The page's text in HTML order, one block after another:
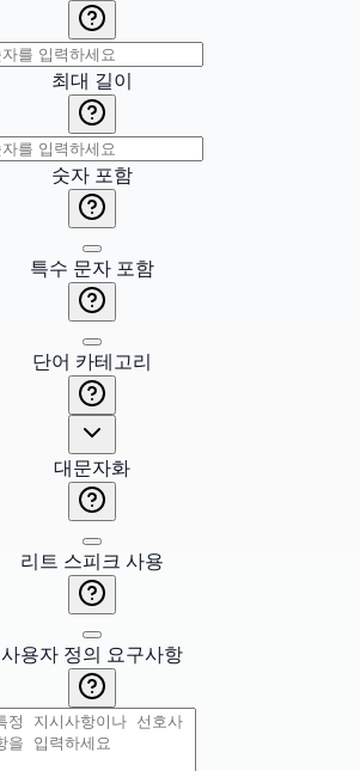
최대 길이
숫자 포함
특수 문자 포함
단어 카테고리
대문자화
리트 스피크 사용
사용자 정의 요구사항